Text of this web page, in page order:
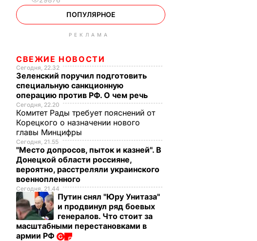
ПОПУЛЯРНОЕ
РЕКЛАМА
СВЕЖИЕ НОВОСТИ
Сегодня, 22.32
Зеленский поручил подготовить
специальную санкционную
операцию против РФ. О чем речь
Сегодня, 22.20
Комитет Рады требует пояснений от
Корецкого о назначении нового
главы Минцифры
Сегодня, 21.55
"Место допросов, пыток и казней". В
Донецкой области россияне,
вероятно, расстреляли украинского
военнопленного
Сегодня, 21.44
Путин снял "Юру Унитаза"
и продвинул ряд боевых
генералов. Что стоит за
масштабными перестановками в
армии РФ